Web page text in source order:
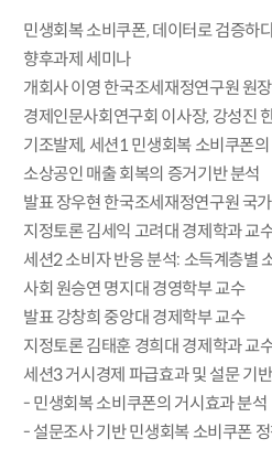
민생회복 소비쿠폰, 데이터로 검증하
향후과제 세미나
개회사 이영 한국조세재정연구원 원
경제인문사회연구회 이사장, 강성진
기조발제, 세션1 민생회복 소비쿠폰
소상공인 매출 회복의 증거기반 분석
발표 장우현 한국조세재정연구원 국
지정토론 김세익 고려대 경제학과 교
세션2 소비자 반응 분석: 소득계층별
사회 원승연 명지대 경영학부 교수
발표 강창희 중앙대 경제학부 교수
지정토론 김태훈 경희대 경제학과 교
세션3 거시경제 파급효과 및 설문 기
- 민생회복 소비쿠폰의 거시효과 분석
- 설문조사 기반 민생회복 소비쿠폰